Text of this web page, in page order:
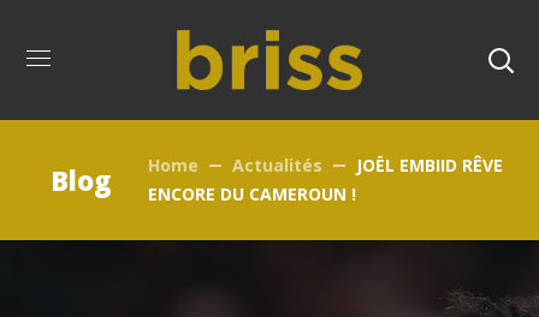
Blog Home Actualités
JOËL EMBIID RÊVE
ENCORE DU CAMEROUN !